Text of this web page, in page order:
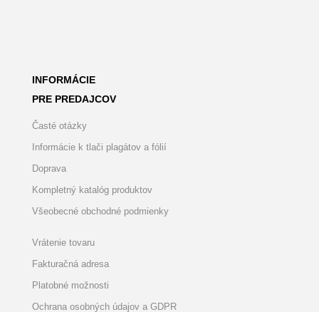
INFORMÁCIE
PRE PREDAJCOV
Časté otázky
Informácie k tlači plagátov a fólií
Doprava
Kompletný katalóg produktov
Všeobecné obchodné podmienky
Vrátenie tovaru
Fakturačná adresa
Platobné možnosti
Ochrana osobných údajov a GDPR